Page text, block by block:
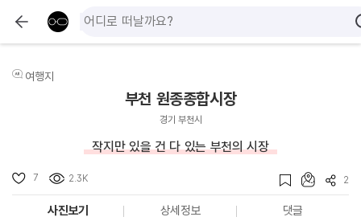
여행지
부천 원종종합시장
경기 부천시
작지만 있을 건 다 있는 부천의 시장
7 2.3K 2
사진보기 상세정보 댓글